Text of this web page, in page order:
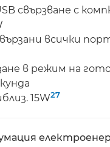
свързване с
всички
в режим на
15W27